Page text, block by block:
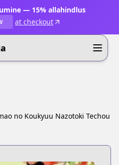
— 15% allahindlus
at checkout
no Koukyuu Nazotoki Techou